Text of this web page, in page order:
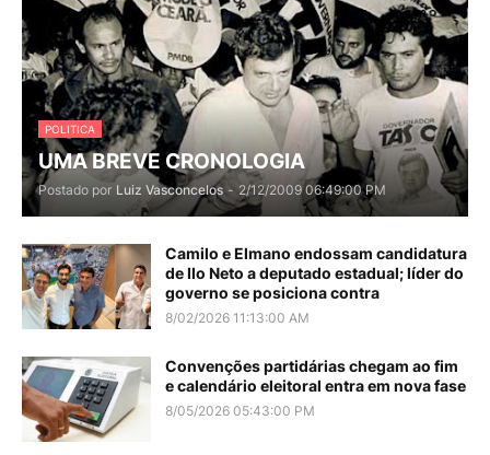
POLITICA
UMA BREVE CRONOLOGIA
Postado por Luiz Vasconcelos - 2/12/2009 06:49:00 PM
Camilo e Elmano endossam candidatura
de Ilo Neto a deputado estadual; líder do
governo se posiciona contra
8/02/2026 11:13:00 AM
Convenções partidárias chegam ao fim
e calendário eleitoral entra em nova fase
8/05/2026 05:43:00 PM